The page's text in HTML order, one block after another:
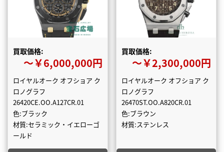
買取価格:
〜￥6,000,000円
ロイヤルオーク オフショア ク
ロノグラフ
26420CE.OO.A127CR.01
色:ブラック
材質:セラミック・イエローゴ
ールド
買取価格:
〜￥2,300,000円
ロイヤルオーク オフショア ク
ロノグラフ
26470ST.OO.A820CR.01
色:ブラウン
材質:ステンレス